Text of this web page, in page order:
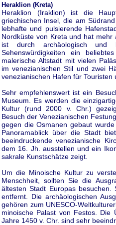
Heraklion (Kreta)
Heraklion (Iraklion) ist die
griechischen Insel, die am
lebhafte und pulsierende
Nordküste von Kreta und hat mehr
ist durch archäologisch und
Sehenswürdigkeiten ein
malerische Altstadt mit vielen
im venezianischen Stil und zwei
venezianischen Hafen für Touristen
Sehr empfehlenswert ist ein
Museum. Es werden die
Kultur (rund 2000 v. Chr.)
Besuch der Venezianischen
gegen die Osmanen gebaut
Panoramablick über die Stadt
beeindruckende venezianische
dem 16. Jh. ausstellen und ein
sakrale Kunstschätze zeigt.
Um die Minoische Kultur zu
Menschheit, sollten Sie die
ältesten Stadt Europas
entfernt. Die archäologischen
gehören zum UNESCO-
minoische Palast von Festos. Die
Jahre 1450 v. Chr. sind sehr